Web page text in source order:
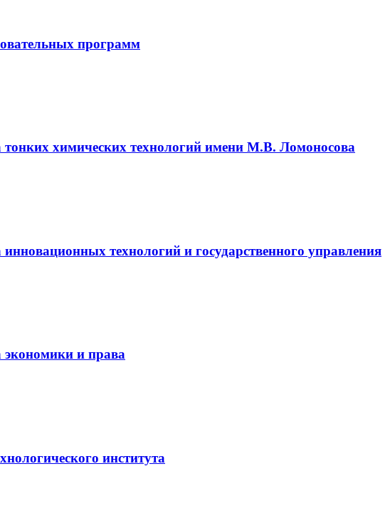
программ
химических технологий имени М.В. Ломоносова
технологий и государственного управления
экономики и права
института